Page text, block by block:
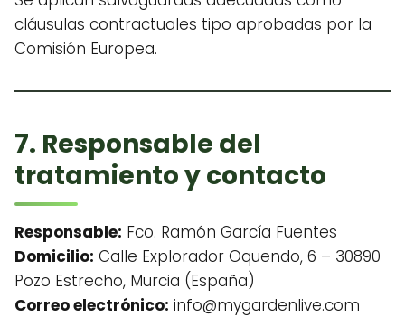
cláusulas contractuales tipo aprobadas por la
Comisión Europea.
7. Responsable del
tratamiento y contacto
Responsable: Fco. Ramón García Fuentes
Domicilio: Calle Explorador Oquendo, 6 – 30890
Pozo Estrecho, Murcia (España)
Correo electrónico: info@mygardenlive.com